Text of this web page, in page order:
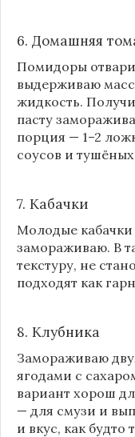
6. Домашняя
Помидоры
выдерживаю
жидкость.
пасту
порция — 1–2
соусов и
7. Кабачки
Молодые
замораживаю. В
текстуру, не
подходят как
8. Клубника
Замораживаю
ягодами с
вариант хорош
— для смузи и
и вкус, как будто